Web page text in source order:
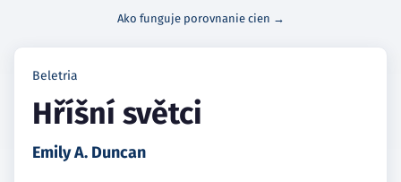
Ako funguje porovnanie cien →
Beletria
Hříšní světci
Emily A. Duncan